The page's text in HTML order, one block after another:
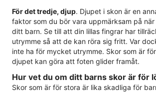
För det tredje, djup. Djupet i skon är en
faktor som du bör vara uppmärksam på
ditt barn. Se till att din lillas fingrar har
utrymme så att de kan röra sig fritt. Var
inte ha för mycket utrymme. Skor som är
djupet kan göra att foten glider framåt.
Hur vet du om ditt barns skor är för
Skor som är för stora är lika skadliga för